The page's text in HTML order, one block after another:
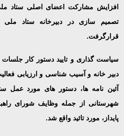
افزایش مشارکت اعضای اصلی ستاد
تصمیم سازی در دبیرخانه ستاد
قرارگرفت.
سیاست گذاری و تایید دستور کار جلسات
دبیر خانه و آسیب شناسی و ارزیابی
آئین نامه ها، دستور های مورد عمل
شهرستانی از جمله وظایف شورای
پایداز، مورد تائید واقع شد.